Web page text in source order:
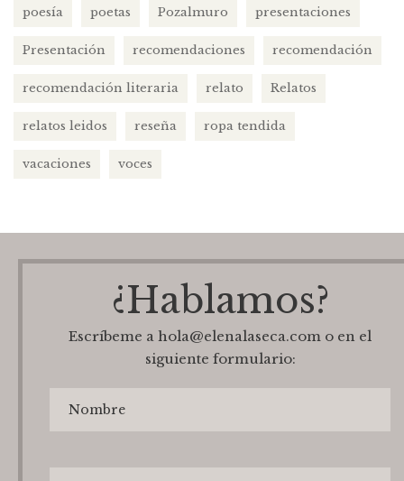
poesía poetas Pozalmuro presentaciones
Presentación recomendaciones recomendación
recomendación literaria relato Relatos
relatos leidos reseña ropa tendida
vacaciones voces
¿Hablamos?
Escríbeme a hola@elenalaseca.com o en el
siguiente formulario: